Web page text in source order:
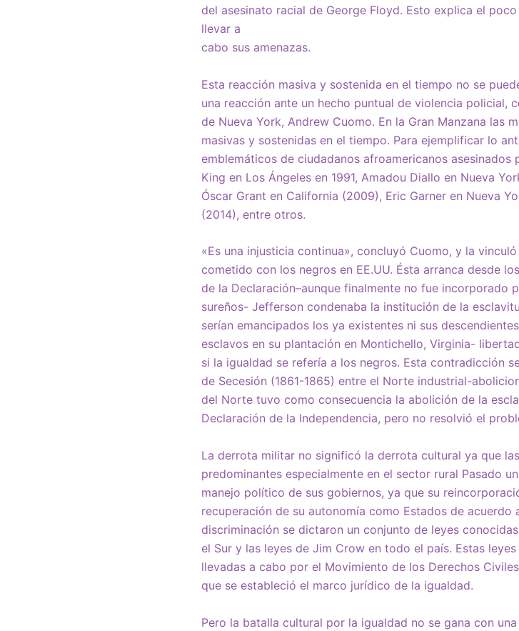
del asesinato racial de George Floyd. Esto explica el
llevar a
cabo sus amenazas.
Esta reacción masiva y sostenida en el tiempo no se
una reacción ante un hecho puntual de violencia policial,
de Nueva York, Andrew Cuomo. En la Gran Manzana las
masivas y sostenidas en el tiempo. Para ejemplificar lo
emblemáticos de ciudadanos afroamericanos
King en Los Ángeles en 1991, Amadou Diallo en Nueva
Óscar Grant en California (2009), Eric Garner en Nueva
(2014), entre otros.
«Es una injusticia continua», concluyó Cuomo, y la
cometido con los negros en EE.UU. Ésta arranca desde
de la Declaración–aunque finalmente no fue incorporado
sureños- Jefferson condenaba la institución de la
serían emancipados los ya existentes ni sus
esclavos en su plantación en Montichello, Virginia-
si la igualdad se refería a los negros. Esta contradicción
de Secesión (1861-1865) entre el Norte industrial-
del Norte tuvo como consecuencia la abolición de la
Declaración de la Independencia, pero no resolvió el
La derrota militar no significó la derrota cultural ya que
predominantes especialmente en el sector rural Pasado
manejo político de sus gobiernos, ya que su
recuperación de su autonomía como Estados de acuerdo
discriminación se dictaron un conjunto de leyes
el Sur y las leyes de Jim Crow en todo el país. Estas
llevadas a cabo por el Movimiento de los Derechos
que se estableció el marco jurídico de la igualdad.
Pero la batalla cultural por la igualdad no se gana con